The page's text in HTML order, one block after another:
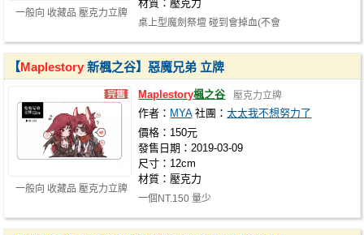
一般向 收藏品 壓克力立牌
材質：壓克力
桌上型魔劍祭壇 碰到會掉血(不會
一般向 收藏品 壓克力立牌
【Maplestory 新楓之谷】惡魔兄弟 立牌
Maplestory楓之谷 壓克力立牌
作者： MYA 社團：太太我不想努力了
價格：150元
發售日期：2019-03-09
尺寸：12cm
材質：壓克力
一個NT.150 量少